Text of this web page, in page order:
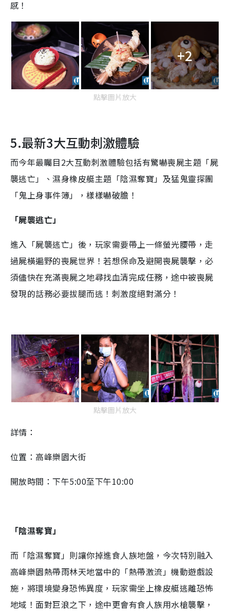
感！
+2
點擊圖片放大
5.最新3大互動刺激體驗
而今年最矚目2大互動刺激體驗包括有驚嚇喪屍主題「屍
襲逃亡」、濕身橡皮艇主題「陰濕奪寶」及猛鬼靈探團
「鬼上身事件簿」，樣樣嚇破膽！
「屍襲逃亡」
進入「屍襲逃亡」後，玩家需要帶上一條螢光腰帶，走
過屍橫遍野的喪屍世界！若想保命及避開喪屍襲擊，必
須儘快在充滿喪屍之地尋找血清完成任務，途中被喪屍
發現的話務必要拔腿而逃！刺激度絕對滿分！
點擊圖片放大
詳情：
位置：高峰樂園大街
開放時間：下午5:00至下午10:00
「陰濕奪寶」
而「陰濕奪寶」則讓你掉進食人族地盤，今次特別融入
高峰樂園熱帶雨林天地當中的「熱帶激流」機動遊戲設
施，將環境變身恐怖異度，玩家需坐上橡皮艇逃離恐怖
地域！面對巨浪之下，途中更會有食人族用水槍襲擊，